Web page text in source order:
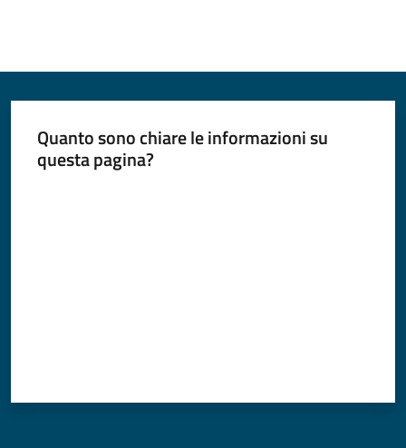
Quanto sono chiare le informazioni su
questa pagina?